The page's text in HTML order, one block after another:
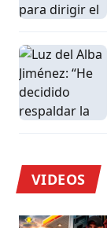
VIDEOS